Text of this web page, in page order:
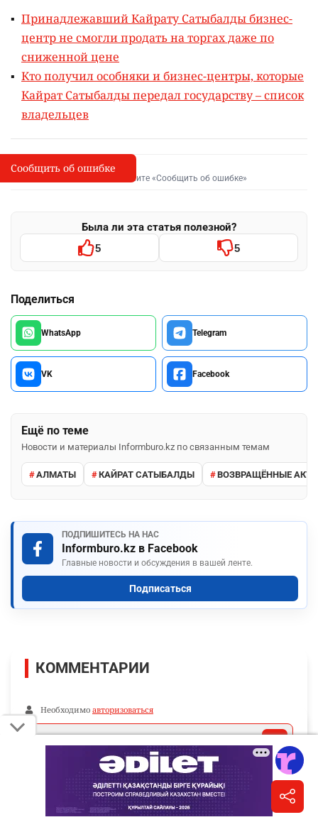
Принадлежавший Кайрату Сатыбалды бизнес-
центр не смогли продать на торгах даже по
сниженной цене
Кто получил особняки и бизнес-центры, которые
Кайрат Сатыбалды передал государству – список
владельцев
I
Сообщить об опечатке
Выделите фрагмент и нажмите «Сообщить об ошибке»
Была ли эта статья полезной?
5 5
Поделиться
WhatsApp Telegram
VK Facebook
Ещё по теме
Новости и материалы Informburo.kz по связанным темам
АЛМАТЫ КАЙРАТ САТЫБАЛДЫ ВОЗВРАЩЁННЫЕ
ПОДПИШИТЕСЬ НА НАС
Informburo.kz в Facebook
Главные новости и обсуждения в вашей ленте.
Подписаться
Сообщить об ошибке
КОММЕНТАРИИ
Необходимо авторизоваться
Комментарии проходят модерацию.